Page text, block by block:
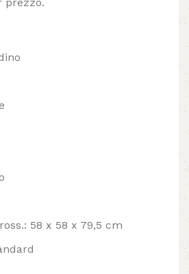
58 x 58 x 79,5 cm